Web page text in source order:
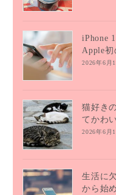
iPhone
Apple初
2026年6月
猫好き
てかわ
2026年6月
生活に
から始